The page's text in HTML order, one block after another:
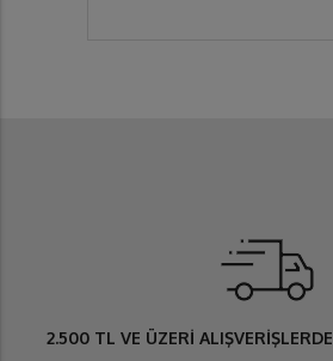
2.500 TL VE ÜZERİ ALIŞVERİŞLERDE